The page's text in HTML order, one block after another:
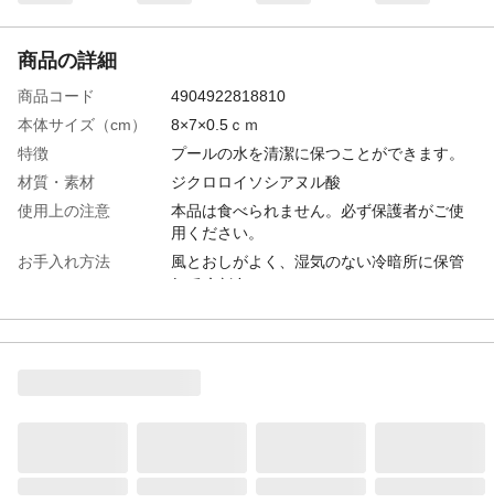
商品の詳細
商品コード
4904922818810
本体サイズ（cm）
8×7×0.5ｃｍ
特徴
プールの水を清潔に保つことができます。
材質・素材
ジクロロイソシアヌル酸
使用上の注意
本品は食べられません。必ず保護者がご使
用ください。
お手入れ方法
風とおしがよく、湿気のない冷暗所に保管
してください。